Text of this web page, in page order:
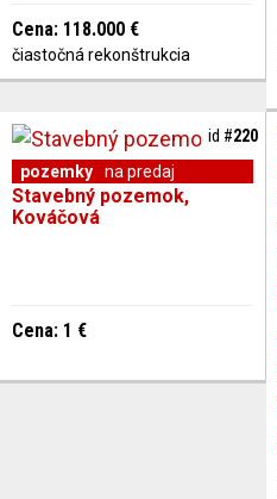
Cena: 118.000 €
čiastočná rekonštrukcia
pozemky na predaj
Stavebný pozemok,
Kováčová
Cena: 1 €
id #220